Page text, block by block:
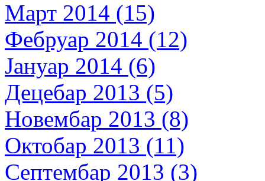
Март 2014 (15)
Фебруар 2014 (12)
Јануар 2014 (6)
Децебар 2013 (5)
Новембар 2013 (8)
Октобар 2013 (11)
Септембар 2013 (3)